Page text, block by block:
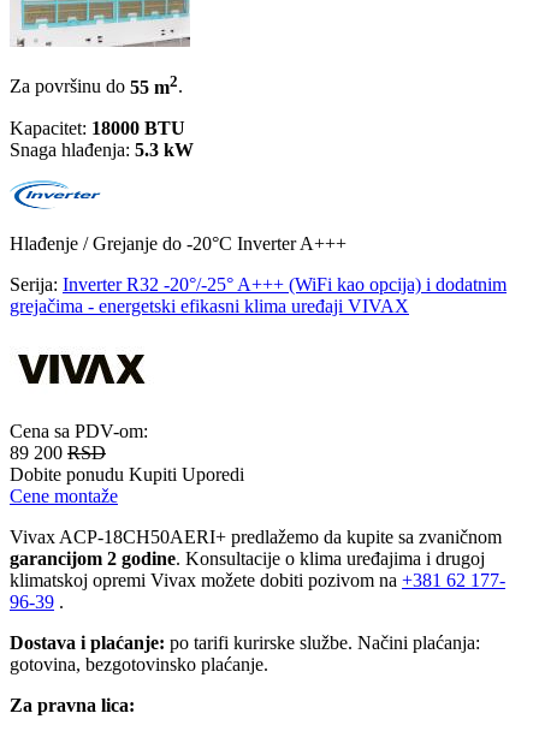
Za površinu do 55 m2.
Kapacitet: 18000 BTU
Snaga hlađenja: 5.3 kW
Hlađenje / Grejanje do -20°C Inverter A+++
Serija: Inverter R32 -20°/-25° A+++ (WiFi kao opcija) i dodatnim
grejačima - energetski efikasni klima uređaji VIVAX
Cena sa PDV-om:
89 200 RSD
Dobite ponudu Kupiti Uporedi
Cene montaže
Vivax ACP-18CH50AERI+ predlažemo da kupite sa zvaničnom
garancijom 2 godine. Konsultacije o klima uređajima i drugoj
klimatskoj opremi Vivax možete dobiti pozivom na +381 62 177-
96-39 .
Dostava i plaćanje: po tarifi kurirske službe. Načini plaćanja:
gotovina, bezgotovinsko plaćanje.
Za pravna lica: